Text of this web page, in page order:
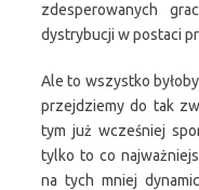
zdesperowanych
dystrybucji w postaci
Ale to wszystko
przejdziemy do tak
tym już wcześniej
tylko to co
na tych mniej